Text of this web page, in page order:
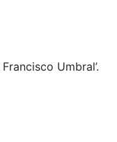
Umbral’.